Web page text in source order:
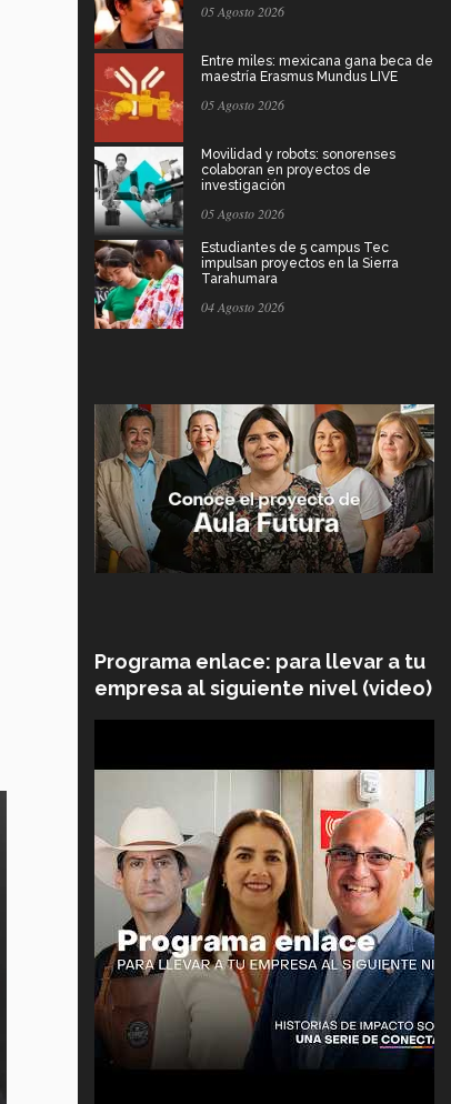
05 Agosto 2026
Entre miles: mexicana gana beca de
maestría Erasmus Mundus LIVE
05 Agosto 2026
Movilidad y robots: sonorenses
colaboran en proyectos de
investigación
05 Agosto 2026
Estudiantes de 5 campus Tec
impulsan proyectos en la Sierra
Tarahumara
04 Agosto 2026
Programa enlace: para llevar a tu
empresa al siguiente nivel (video)